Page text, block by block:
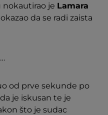
je Lamara
da se radi zaista
od prve sekunde po
je iskusan te je
što je sudac